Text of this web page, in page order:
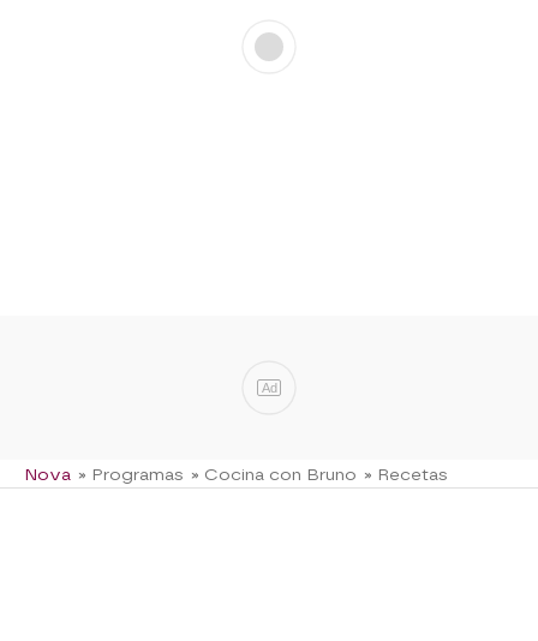
Ad
Nova » Programas » Cocina con Bruno » Recetas